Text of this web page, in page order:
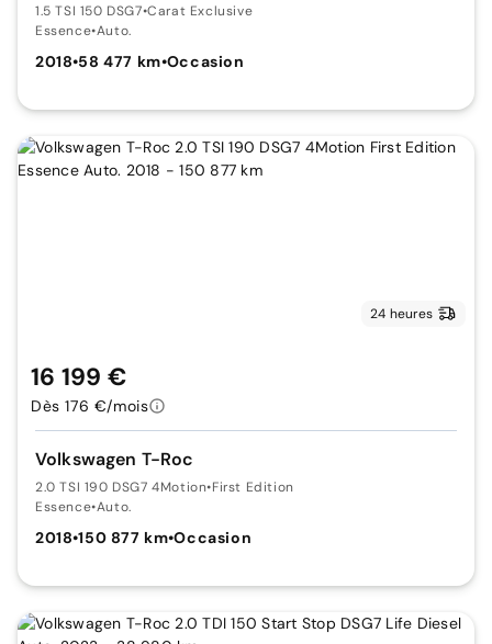
1.5 TSI 150 DSG7•Carat Exclusive
Essence•Auto.
2018•58 477 km•Occasion
24 heures
Volkswagen T-Roc
2.0 TSI 190 DSG7 4Motion•First Edition
Essence•Auto.
2018•150 877 km•Occasion
16 199 €
Dès 176 €/mois